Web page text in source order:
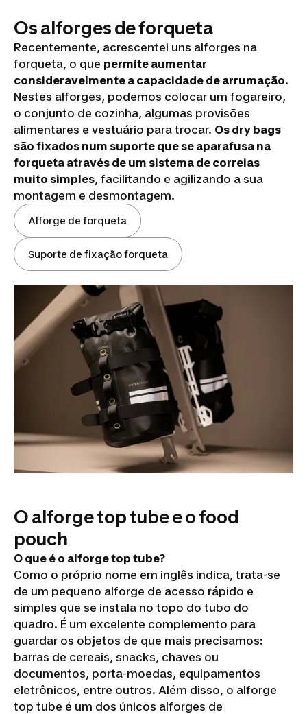
Os alforges de forqueta
Recentemente, acrescentei uns alforges na
forqueta, o que permite aumentar
consideravelmente a capacidade de arrumação.
Nestes alforges, podemos colocar um fogareiro,
o conjunto de cozinha, algumas provisões
alimentares e vestuário para trocar. Os dry bags
são fixados num suporte que se aparafusa na
forqueta através de um sistema de correias
muito simples, facilitando e agilizando a sua
montagem e desmontagem.
Alforge de forqueta
Suporte de fixação forqueta
O alforge top tube e o food
pouch
O que é o alforge top tube?
Como o próprio nome em inglês indica, trata-se
de um pequeno alforge de acesso rápido e
simples que se instala no topo do tubo do
quadro. É um excelente complemento para
guardar os objetos de que mais precisamos:
barras de cereais, snacks, chaves ou
documentos, porta-moedas, equipamentos
eletrônicos, entre outros. Além disso, o alforge
top tube é um dos únicos alforges de